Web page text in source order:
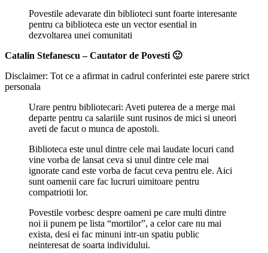
Povestile adevarate din biblioteci sunt foarte interesante
pentru ca biblioteca este un vector esential in
dezvoltarea unei comunitati
Catalin Stefanescu – Cautator de Povesti 🙂
Disclaimer: Tot ce a afirmat in cadrul conferintei este parere strict
personala
Urare pentru bibliotecari: Aveti puterea de a merge mai
departe pentru ca salariile sunt rusinos de mici si uneori
aveti de facut o munca de apostoli.
Biblioteca este unul dintre cele mai laudate locuri cand
vine vorba de lansat ceva si unul dintre cele mai
ignorate cand este vorba de facut ceva pentru ele. Aici
sunt oamenii care fac lucruri uimitoare pentru
compatriotii lor.
Povestile vorbesc despre oameni pe care multi dintre
noi ii punem pe lista “mortilor”, a celor care nu mai
exista, desi ei fac minuni intr-un spatiu public
neinteresat de soarta individului.